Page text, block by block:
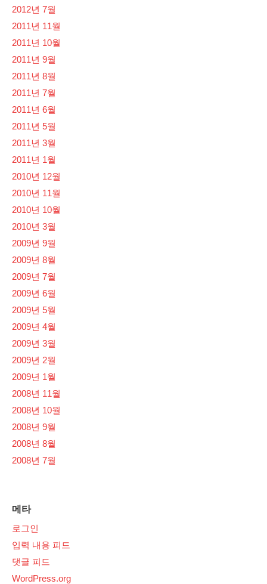
2012년 7월
2011년 11월
2011년 10월
2011년 9월
2011년 8월
2011년 7월
2011년 6월
2011년 5월
2011년 3월
2011년 1월
2010년 12월
2010년 11월
2010년 10월
2010년 3월
2009년 9월
2009년 8월
2009년 7월
2009년 6월
2009년 5월
2009년 4월
2009년 3월
2009년 2월
2009년 1월
2008년 11월
2008년 10월
2008년 9월
2008년 8월
2008년 7월
메타
로그인
입력 내용 피드
댓글 피드
WordPress.org